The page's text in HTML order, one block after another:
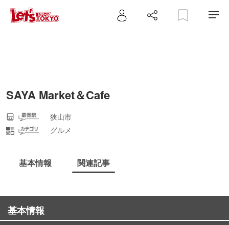
SAYA Market＆Cafe
狭山市
グルメ
基本情報 関連記事
基本情報